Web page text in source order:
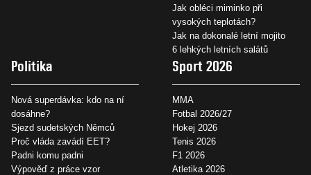
Jak obléci miminko při
vysokých teplotách?
Jak na dokonalé letní mojito
6 lehkých letních salátů
Politika
Nová superdávka: kdo na ní
dosáhne?
Sjezd sudetských Němců
Proč vláda zavádí EET?
Padni komu padni
Výpověď z práce vzor
Sport 2026
MMA
Fotbal 2026/27
Hokej 2026
Tenis 2026
F1 2026
Atletika 2026